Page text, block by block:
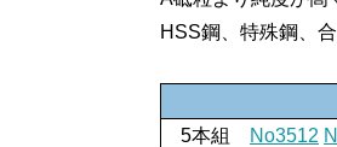
HSS鋼、特殊鋼、
5本組
No3512